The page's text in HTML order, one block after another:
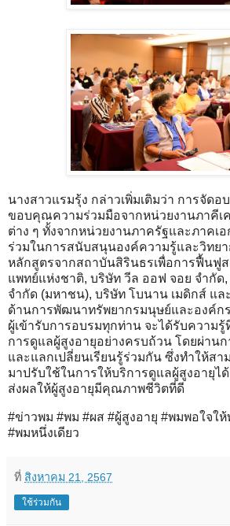
นางสาวแรมรุ้ง กล่าวเพิ่มเติมว่า การจัด
ขอบคุณความร่วมมือจากหน่วยงานภาคีเ
ต่าง ๆ ทั้งจากหน่วยงานภาครัฐและภาคเ
ร่วมในการสนับสนุนองค์ความรู้และวิทยา
หลักสูตรจากสถาบันสิรินธรเพื่อการฟื้นฟู
แพทย์แห่งชาติ, บริษัท วีล ออฟ จอย จำกัด
จำกัด (มหาชน), บริษัท โบนาน เมดิกส์ แ
ด้านการพัฒนาทรัพยากรมนุษย์และองค์ก
ผู้เข้ารับการอบรมทุกท่าน จะได้รับความ
การดูแลผู้สูงอายุอย่างครบถ้วน โดยผ่าน
และแลกเปลี่ยนเรียนรู้ร่วมกัน ซึ่งทำให้ส
มาปรับใช้ในการให้บริการดูแลผู้สูงอายุไ
ส่งผลให้ผู้สูงอายุมีคุณภาพชีวิตที่ดี
#ข่าวพม #พม #ผส #ผู้สูงอายุ #พมพอใจใ
#พมหนึ่งเดียว
ที่ สิงหาคม 21, 2567
ใช้ร่วมกัน